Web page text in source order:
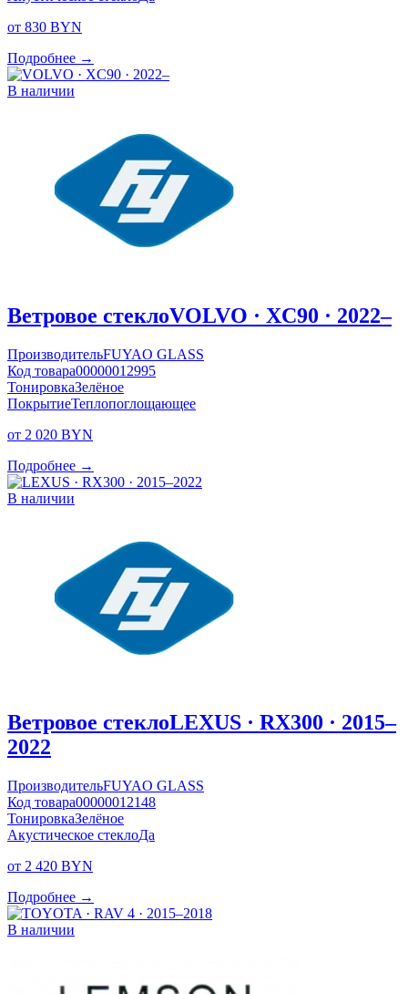
от 830 BYN
Подробнее →
В наличии
Ветровое стеклоVOLVO · XC90 · 2022–
ПроизводительFUYAO GLASS
Код товара00000012995
ТонировкаЗелёное
ПокрытиеТеплопоглощающее
от 2 020 BYN
Подробнее →
В наличии
Ветровое стеклоLEXUS · RX300 · 2015–
2022
ПроизводительFUYAO GLASS
Код товара00000012148
ТонировкаЗелёное
Акустическое стеклоДа
от 2 420 BYN
Подробнее →
В наличии